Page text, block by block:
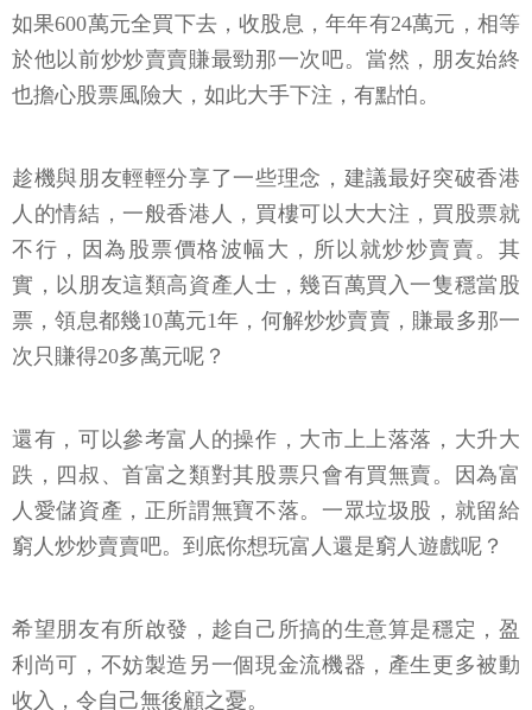
如果600萬元全買下去，收股息，年年有24萬元，相等
於他以前炒炒賣賣賺最勁那一次吧。當然，朋友始終
也擔心股票風險大，如此大手下注，有點怕。
趁機與朋友輕輕分享了一些理念，建議最好突破香港
人的情結，一般香港人，買樓可以大大注，買股票就
不行，因為股票價格波幅大，所以就炒炒賣賣。其
實，以朋友這類高資產人士，幾百萬買入一隻穩當股
票，領息都幾10萬元1年，何解炒炒賣賣，賺最多那一
次只賺得20多萬元呢？
還有，可以參考富人的操作，大市上上落落，大升大
跌，四叔、首富之類對其股票只會有買無賣。因為富
人愛儲資產，正所謂無寶不落。一眾垃圾股，就留給
窮人炒炒賣賣吧。到底你想玩富人還是窮人遊戲呢？
希望朋友有所啟發，趁自己所搞的生意算是穩定，盈
利尚可，不妨製造另一個現金流機器，產生更多被動
收入，令自己無後顧之憂。